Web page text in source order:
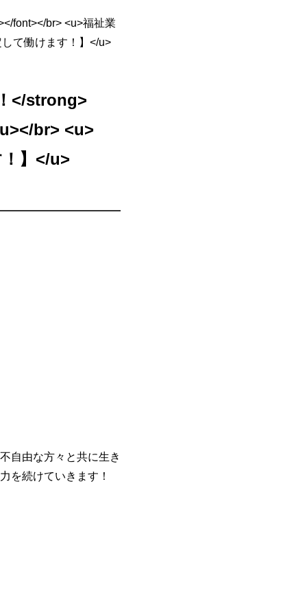
font></br> <u>福祉業
て働けます！】</u>
</strong>
br> <u>
】</u>
自由な方々と共に生き
を続けていきます！